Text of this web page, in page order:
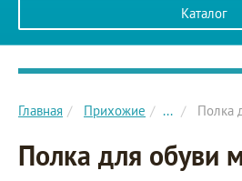
Каталог
Главное меню сайта
Главная Прихожие ... Полка
Полка для обуви